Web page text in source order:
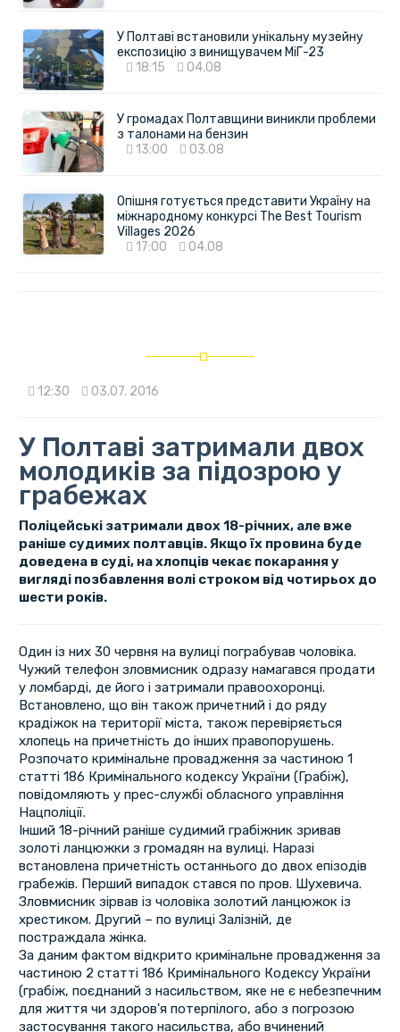
У Полтаві встановили унікальну музейну
експозицію з винищувачем МіГ-23
18:15
04.08
У громадах Полтавщини виникли проблеми
з талонами на бензин
13:00
03.08
Опішня готується представити Україну на
міжнародному конкурсі The Best Tourism
Villages 2026
17:00
04.08
12:30 03.07. 2016
У Полтаві затримали двох
молодиків за підозрою у
грабежах
Поліцейські затримали двох 18-річних, але вже
раніше судимих полтавців. Якщо їх провина буде
доведена в суді, на хлопців чекає покарання у
вигляді позбавлення волі строком від чотирьох до
шести років.
Один із них 30 червня на вулиці пограбував чоловіка.
Чужий телефон зловмисник одразу намагався продати
у ломбарді, де його і затримали правоохоронці.
Встановлено, що він також причетний і до ряду
крадіжок на території міста, також перевіряється
хлопець на причетність до інших правопорушень.
Розпочато кримінальне провадження за частиною 1
статті 186 Кримінального кодексу України (Грабіж),
повідомляють у прес-службі обласного управління
Нацполіції.
Інший 18-річний раніше судимий грабіжник зривав
золоті ланцюжки з громадян на вулиці. Наразі
встановлена причетність останнього до двох епізодів
грабежів. Перший випадок стався по пров. Шухевича.
Зловмисник зірвав із чоловіка золотий ланцюжок із
хрестиком. Другий – по вулиці Залізній, де
постраждала жінка.
За даним фактом відкрито кримінальне провадження за
частиною 2 статті 186 Кримінального Кодексу України
(грабіж, поєднаний з насильством, яке не є небезпечним
для життя чи здоров'я потерпілого, або з погрозою
застосування такого насильства, або вчинений